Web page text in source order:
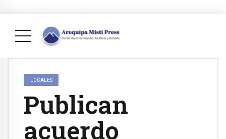
LOCALES
Publican
acuerdo